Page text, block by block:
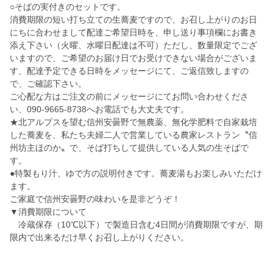
○そばの実付きのセットです。
消費期限の短い打ち立ての生蕎麦ですので、お召し上がりのお日
にちに合わせまして配達ご希望日時を、申し送り事項欄にお書き
添え下さい（火曜、水曜日配達は不可）ただし、数量限定でござ
いますので、ご希望のお届け日でお受けできない場合がございま
す、配達予定できる日時をメッセージにて、ご返信致しますの
で、ご確認下さい。
ご心配な方はご注文の前にメッセージにてお問い合わせくださ
い、090-9665-8738へお電話でも大丈夫です。
★北アルプスを望む信州安曇野で無農薬、無化学肥料で自家栽培
した蕎麦を、私たち夫婦二人で営業している農家レストラン〝信
州坊主ほのか〟で、そば打ちして提供している人気の生そばで
す。
●特製もり汁、ゆで方の説明付きです。蕎麦湯もお楽しみいただけ
ます。
ご家庭で信州安曇野の味わいを是非どうぞ！
▼消費期限について
冷蔵保存（10℃以下）で製造日含む4日間が消費期限ですが、期
限内で出来るだけ早くお召し上がりください。